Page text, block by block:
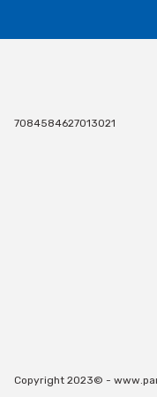
7084584627013021
Copyright 2023© -